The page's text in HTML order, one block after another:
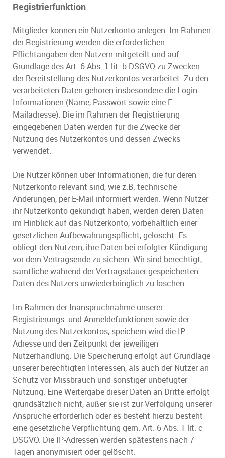
Registrierfunktion
Mitglieder können ein Nutzerkonto anlegen. Im Rahmen
der Registrierung werden die erforderlichen
Pflichtangaben den Nutzern mitgeteilt und auf
Grundlage des Art. 6 Abs. 1 lit. b DSGVO zu Zwecken
der Bereitstellung des Nutzerkontos verarbeitet. Zu den
verarbeiteten Daten gehören insbesondere die Login-
Informationen (Name, Passwort sowie eine E-
Mailadresse). Die im Rahmen der Registrierung
eingegebenen Daten werden für die Zwecke der
Nutzung des Nutzerkontos und dessen Zwecks
verwendet.
Die Nutzer können über Informationen, die für deren
Nutzerkonto relevant sind, wie z.B. technische
Änderungen, per E-Mail informiert werden. Wenn Nutzer
ihr Nutzerkonto gekündigt haben, werden deren Daten
im Hinblick auf das Nutzerkonto, vorbehaltlich einer
gesetzlichen Aufbewahrungspflicht, gelöscht. Es
obliegt den Nutzern, ihre Daten bei erfolgter Kündigung
vor dem Vertragsende zu sichern. Wir sind berechtigt,
sämtliche während der Vertragsdauer gespeicherten
Daten des Nutzers unwiederbringlich zu löschen.
Im Rahmen der Inanspruchnahme unserer
Registrierungs- und Anmeldefunktionen sowie der
Nutzung des Nutzerkontos, speichern wird die IP-
Adresse und den Zeitpunkt der jeweiligen
Nutzerhandlung. Die Speicherung erfolgt auf Grundlage
unserer berechtigten Interessen, als auch der Nutzer an
Schutz vor Missbrauch und sonstiger unbefugter
Nutzung. Eine Weitergabe dieser Daten an Dritte erfolgt
grundsätzlich nicht, außer sie ist zur Verfolgung unserer
Ansprüche erforderlich oder es besteht hierzu besteht
eine gesetzliche Verpflichtung gem. Art. 6 Abs. 1 lit. c
DSGVO. Die IP-Adressen werden spätestens nach 7
Tagen anonymisiert oder gelöscht.